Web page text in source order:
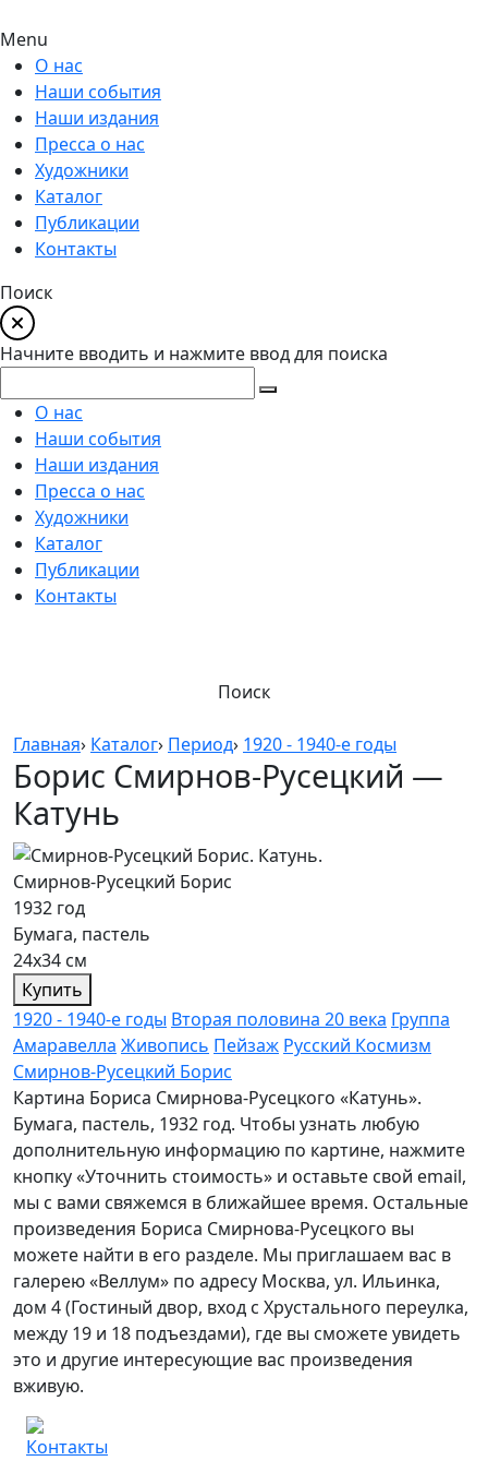
Menu
О нас
Наши события
Наши издания
Пресса о нас
Художники
Каталог
Публикации
Контакты
Поиск
Начните вводить и нажмите ввод для поиска
О нас
Наши события
Наши издания
Пресса о нас
Художники
Каталог
Публикации
Контакты
Поиск
Главная› Каталог› Период› 1920 - 1940-е годы
Борис Смирнов-Русецкий —
Катунь
Смирнов-Русецкий Борис
1932 год
Бумага, пастель
24х34 см
Купить
1920 - 1940-е годы Вторая половина 20 века Группа
Амаравелла Живопись Пейзаж Русский Космизм
Смирнов-Русецкий Борис
Картина Бориса Смирнова-Русецкого «Катунь».
Бумага, пастель, 1932 год. Чтобы узнать любую
дополнительную информацию по картине, нажмите
кнопку «Уточнить стоимость» и оставьте свой email,
мы с вами свяжемся в ближайшее время. Остальные
произведения Бориса Смирнова-Русецкого вы
можете найти в его разделе. Мы приглашаем вас в
галерею «Веллум» по адресу Москва, ул. Ильинка,
дом 4 (Гостиный двор, вход с Хрустального переулка,
между 19 и 18 подъездами), где вы сможете увидеть
это и другие интересующие вас произведения
вживую.
Контакты